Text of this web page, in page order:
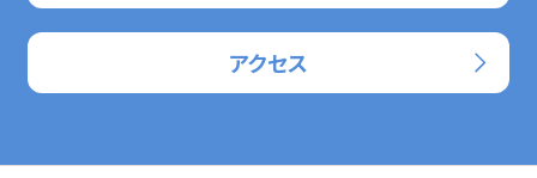
アクセス